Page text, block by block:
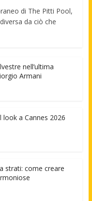
di The Pitti Pool,
da ciò che
nell’ultima
Armani
look a Cannes 2026
strati: come creare